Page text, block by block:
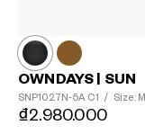
OWNDAYS | SUN
SNP1027N-5A C1 / Size: M
₫2.980.000